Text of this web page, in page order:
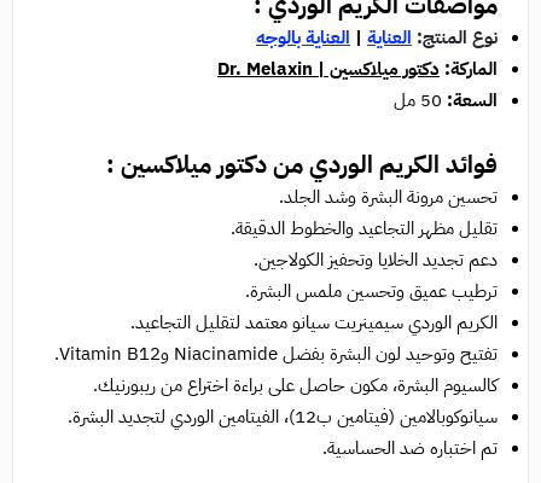
نوع المنتج: العناية | العناية بالوجه
الماركة: دكتور ميلاكسين | Dr. Melaxin
السعة: 50 مل
فوائد الكريم الوردي من دكتور ميلاكسين :
تحسين مرونة البشرة وشد الجلد.
تقليل مظهر التجاعيد والخطوط الدقيقة.
دعم تجديد الخلايا وتحفيز الكولاجين.
ترطيب عميق وتحسين ملمس البشرة.
الكريم الوردي سيمينريت سيانو معتمد لتقليل التجاعيد.
تفتيح وتوحيد لون البشرة بفضل Niacinamide وVitamin B12.
كالسيوم البشرة، مكون حاصل على براءة اختراع من ريبورنيك.
سيانوكوبالامين (فيتامين ب12)، الفيتامين الوردي لتجديد البشرة.
تم اختباره ضد الحساسية.